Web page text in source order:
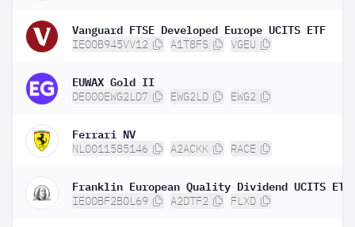
Vanguard FTSE Developed Europe UCITS ETF
IE00B945VV12 A1T8FS VGEU
EUWAX Gold II
DE000EWG2LD7 EWG2LD EWG2
Ferrari NV
NL0011585146 A2ACKK RACE
Franklin European Quality Dividend UCITS ETF
IE00BF2B0L69 A2DTF2 FLXD